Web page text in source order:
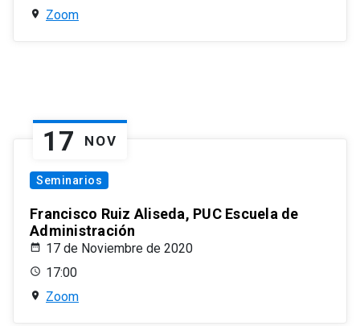
Zoom
17 NOV
Seminarios
Francisco Ruiz Aliseda, PUC Escuela de
Administración
17 de Noviembre de 2020
17:00
Zoom